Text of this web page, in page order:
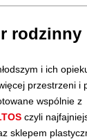
rodzinny
i ich
przestrzeni i
wspólnie z
czyli
sklepem